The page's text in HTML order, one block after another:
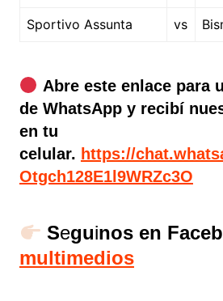
Sportivo Assunta vs
Abre este enlace para
de WhatsApp y recibí
en tu
celular. https://
Otgch128E1l9WRZc3O
Seguinos en
multimedios